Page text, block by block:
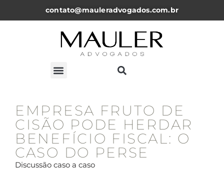
contato@mauleradvogados.com.br
EMPRESA FRUTO DE
CISÃO PODE HERDAR
BENEFÍCIO FISCAL: O
CASO DO PERSE
Discussão caso a caso